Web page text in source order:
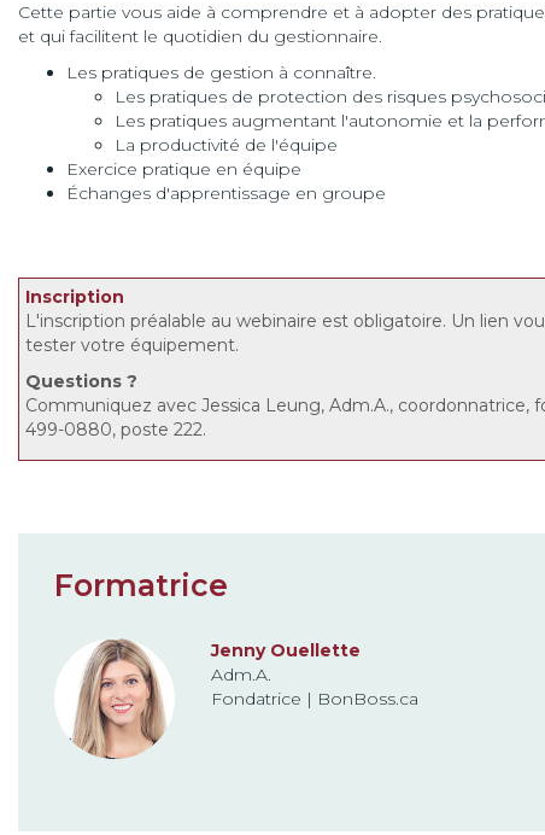
Cette partie vous aide à comprendre et à adopter des
et qui facilitent le quotidien du gestionnaire.
Les pratiques de gestion à connaître.
Les pratiques de protection des risques
Les pratiques augmentant l'autonomie et la
La productivité de l'équipe
Exercice pratique en équipe
Échanges d'apprentissage en groupe
Inscription
L'inscription préalable au webinaire est obligatoire. Un lien
tester votre équipement.
Questions ?
Communiquez avec Jessica Leung, Adm.A.,
499-0880, poste 222.
Formatrice
Jenny Ouellette
Adm.A.
Fondatrice | BonBoss.ca